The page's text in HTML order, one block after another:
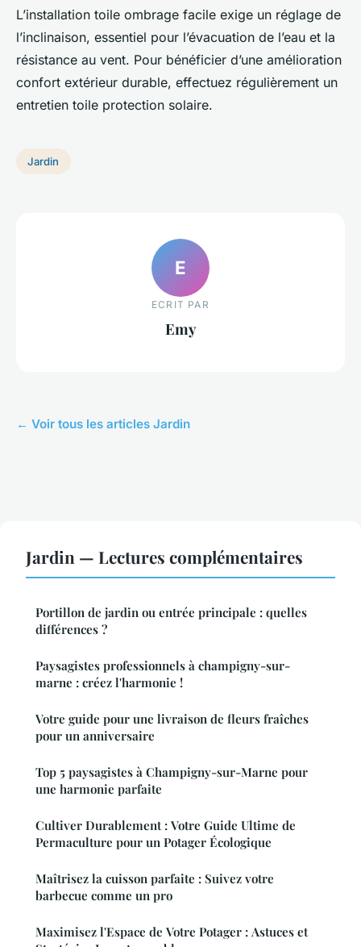
L’installation toile ombrage facile exige un réglage de
l’inclinaison, essentiel pour l’évacuation de l’eau et la
résistance au vent. Pour bénéficier d’une amélioration
confort extérieur durable, effectuez régulièrement un
entretien toile protection solaire.
Jardin
E
ECRIT PAR
Emy
← Voir tous les articles Jardin
Jardin — Lectures complémentaires
Portillon de jardin ou entrée principale : quelles
différences ?
Paysagistes professionnels à champigny-sur-
marne : créez l'harmonie !
Votre guide pour une livraison de fleurs fraîches
pour un anniversaire
Top 5 paysagistes à Champigny-sur-Marne pour
une harmonie parfaite
Cultiver Durablement : Votre Guide Ultime de
Permaculture pour un Potager Écologique
Maîtrisez la cuisson parfaite : Suivez votre
barbecue comme un pro
Maximisez l'Espace de Votre Potager : Astuces et